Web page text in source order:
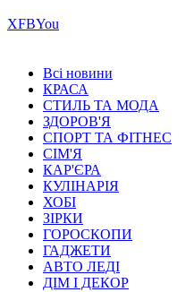
ХFBYou
Всі новини
КРАСА
СТИЛЬ ТА МОДА
ЗДОРОВ'Я
СПОРТ ТА ФІТНЕС
СІМ'Я
КАР'ЄРА
КУЛІНАРІЯ
ХОБІ
ЗІРКИ
ГОРОСКОПИ
ГАДЖЕТИ
АВТО ЛЕДІ
ДІМ І ДЕКОР